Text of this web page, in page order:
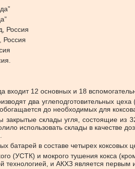
Россия
входит 12 основных и 18
два углеподготовительных
до необходимых для
закрытые склады угля, состоящие
использовать склады в качестве
батарей в составе четырех
(УСТК) и мокрого тушения кокса
технологией, и АКХЗ является